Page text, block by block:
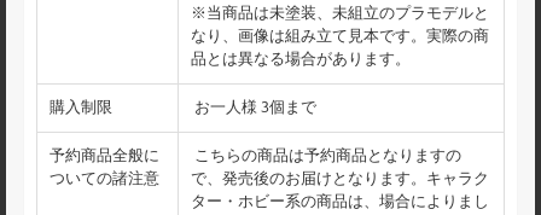
※当商品は未塗装、未組立のプラモデルと
なり、画像は組み立て見本です。実際の商
品とは異なる場合があります。
購入制限 お一人様 3個まで
予約商品全般に
ついての諸注意
こちらの商品は予約商品となりますの
で、発売後のお届けとなります。キャラク
ター・ホビー系の商品は、場合によりまし